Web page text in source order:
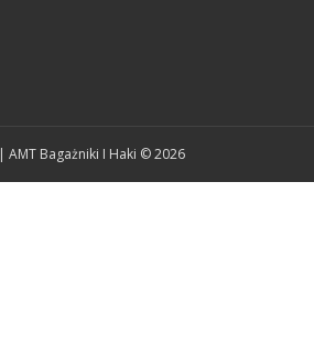
| AMT Bagażniki I Haki © 2026